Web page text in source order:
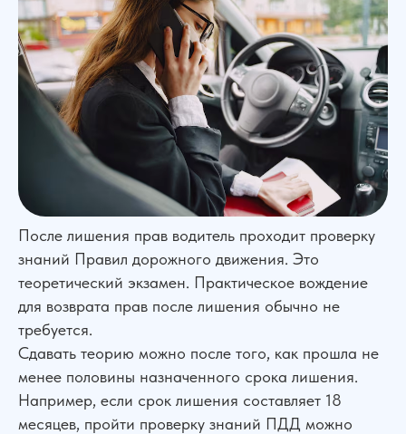
После лишения прав водитель проходит проверку
знаний Правил дорожного движения. Это
теоретический экзамен. Практическое вождение
для возврата прав после лишения обычно не
требуется.
Сдавать теорию можно после того, как прошла не
менее половины назначенного срока лишения.
Например, если срок лишения составляет 18
месяцев, пройти проверку знаний ПДД можно